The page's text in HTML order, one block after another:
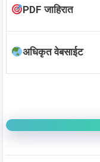
PDF जाहिरात
अधिकृत वेबसाईट